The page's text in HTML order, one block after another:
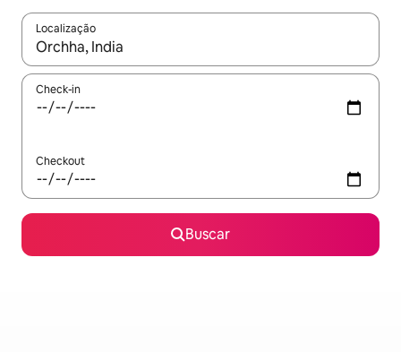
Localização
Quando os resultados estiverem disponíveis, explore-os
Check-in
Checkout
Buscar